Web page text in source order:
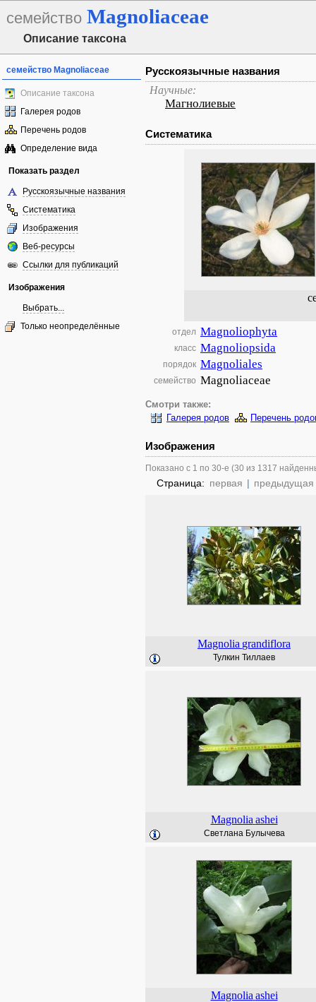
семейство Magnoliaceae
Описание таксона
семейство Magnoliaceae
Описание таксона
Галерея родов
Перечень родов
Определение вида
Показать раздел
Русскоязычные названия
Систематика
Изображения
Веб-ресурсы
Ссылки для публикаций
Изображения
Выбрать...
Только неопределённые
Русскоязычные названия
Научные:
Магнолиевые
Систематика
отдел Magnoliophyta
класс Magnoliopsida
порядок Magnoliales
семейство Magnoliaceae
Смотри также:
Галерея родов
Перечень
Изображения
Показано с 1 по 30-е (30 из 1317
Страница: первая | предыдущая
Magnolia grandiflora
Тулкин Тиллаев
Magnolia ashei
Светлана Булычева
Magnolia ashei